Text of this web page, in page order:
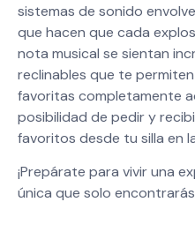
sistemas de sonido
que hacen que cada
nota musical se sientan
reclinables que te
favoritas completamente
posibilidad de pedir y
favoritos desde tu silla en
¡Prepárate para vivir una
única que solo